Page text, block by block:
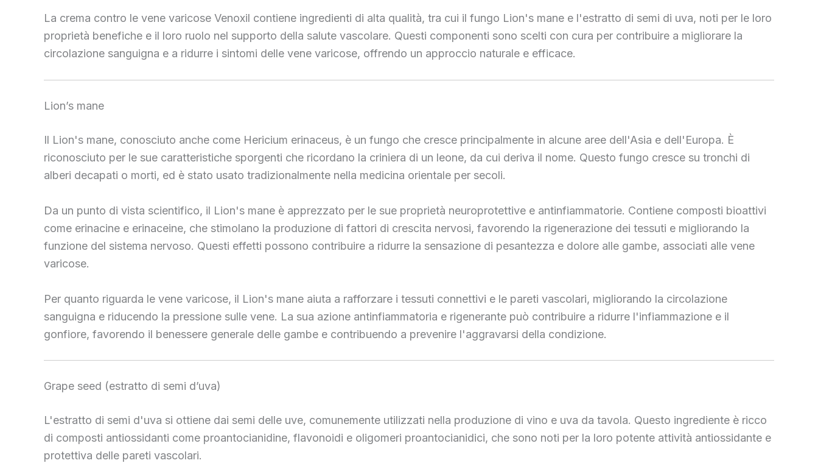
La crema contro le vene varicose Venoxil contiene ingredienti di alta qualità, tra cui il fungo Lion's mane e l'estratto di semi di uva, noti per le loro
proprietà benefiche e il loro ruolo nel supporto della salute vascolare. Questi componenti sono scelti con cura per contribuire a migliorare la
circolazione sanguigna e a ridurre i sintomi delle vene varicose, offrendo un approccio naturale e efficace.
Lion’s mane
Il Lion's mane, conosciuto anche come Hericium erinaceus, è un fungo che cresce principalmente in alcune aree dell'Asia e dell'Europa. È
riconosciuto per le sue caratteristiche sporgenti che ricordano la criniera di un leone, da cui deriva il nome. Questo fungo cresce su tronchi di
alberi decapati o morti, ed è stato usato tradizionalmente nella medicina orientale per secoli.
Da un punto di vista scientifico, il Lion's mane è apprezzato per le sue proprietà neuroprotettive e antinfiammatorie. Contiene composti bioattivi
come erinacine e erinaceine, che stimolano la produzione di fattori di crescita nervosi, favorendo la rigenerazione dei tessuti e migliorando la
funzione del sistema nervoso. Questi effetti possono contribuire a ridurre la sensazione di pesantezza e dolore alle gambe, associati alle vene
varicose.
Per quanto riguarda le vene varicose, il Lion's mane aiuta a rafforzare i tessuti connettivi e le pareti vascolari, migliorando la circolazione
sanguigna e riducendo la pressione sulle vene. La sua azione antinfiammatoria e rigenerante può contribuire a ridurre l'infiammazione e il
gonfiore, favorendo il benessere generale delle gambe e contribuendo a prevenire l'aggravarsi della condizione.
Grape seed (estratto di semi d’uva)
L'estratto di semi d'uva si ottiene dai semi delle uve, comunemente utilizzati nella produzione di vino e uva da tavola. Questo ingrediente è ricco
di composti antiossidanti come proantocianidine, flavonoidi e oligomeri proantocianidici, che sono noti per la loro potente attività antiossidante e
protettiva delle pareti vascolari.